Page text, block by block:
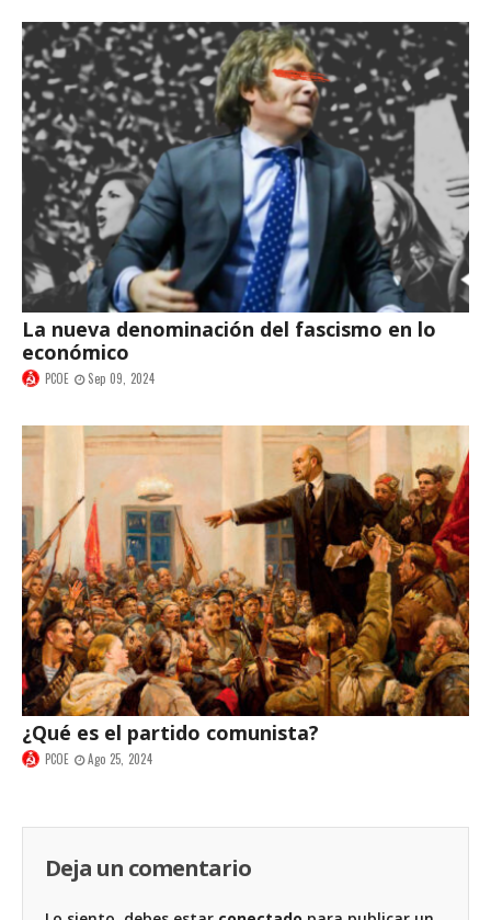
La nueva denominación del fascismo en lo
económico
PCOE Sep 09, 2024
¿Qué es el partido comunista?
PCOE Ago 25, 2024
Deja un comentario